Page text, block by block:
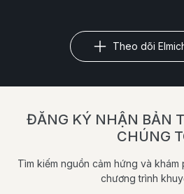
Theo dõi
ĐĂNG KÝ NHẬN BẢN
CHÚNG
Tìm kiếm nguồn cảm hứng và
chương trình